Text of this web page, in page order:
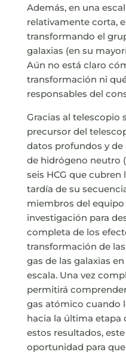
Además, en una
relativamente corta,
transformando el
galaxias (en su
Aún no está claro
transformación ni
responsables del
Gracias al telescopio
precursor del
datos profundos y de
de hidrógeno neutro
seis HCG que cubren
tardía de su
miembros del equipo
investigación para
completa de los
transformación de
gas de las galaxias
escala. Una vez
permitirá
gas atómico cuando
hacia la última etapa
estos resultados,
oportunidad para